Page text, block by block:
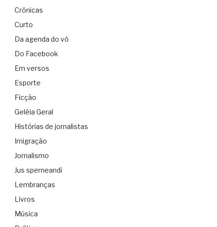
Crônicas
Curto
Da agenda do vô
Do Facebook
Em versos
Esporte
Ficção
Geléia Geral
Histórias de jornalistas
Imigração
Jornalismo
Jus sperneandi
Lembranças
Livros
Música